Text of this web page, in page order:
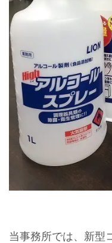
当事務所では、新型